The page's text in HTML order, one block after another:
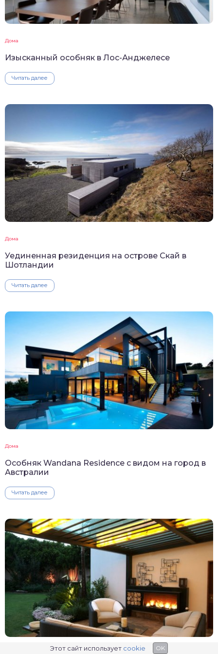
Дома
Изысканный особняк в Лос-Анджелесе
Читать далее
Дома
Уединенная резиденция на острове Скай в
Шотландии
Читать далее
Дома
Особняк Wandana Residence с видом на город в
Австралии
Читать далее
Этот сайт использует cookie OK